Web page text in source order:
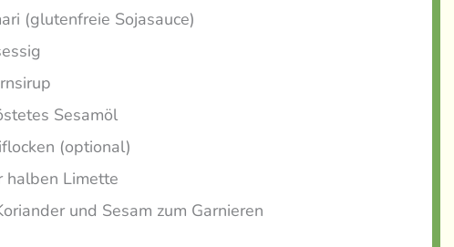
(glutenfreie Sojasauce)
Sesamöl
(optional)
halben Limette
und Sesam zum Garnieren